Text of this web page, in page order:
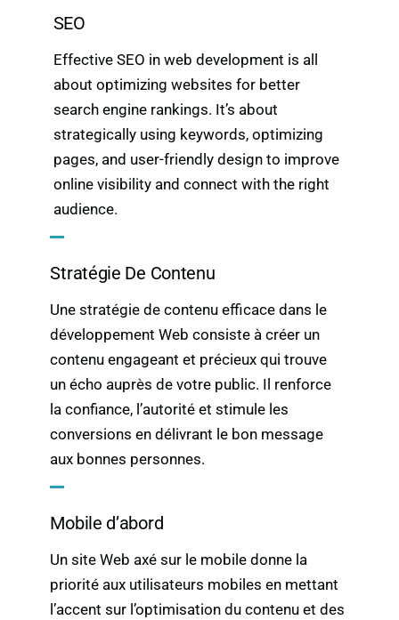
SEO
Effective SEO in web development is all
about optimizing websites for better
search engine rankings. It’s about
strategically using keywords, optimizing
pages, and user-friendly design to improve
online visibility and connect with the right
audience.
Stratégie De Contenu
Une stratégie de contenu efficace dans le
développement Web consiste à créer un
contenu engageant et précieux qui trouve
un écho auprès de votre public. Il renforce
la confiance, l’autorité et stimule les
conversions en délivrant le bon message
aux bonnes personnes.
Mobile d’abord
Un site Web axé sur le mobile donne la
priorité aux utilisateurs mobiles en mettant
l’accent sur l’optimisation du contenu et des